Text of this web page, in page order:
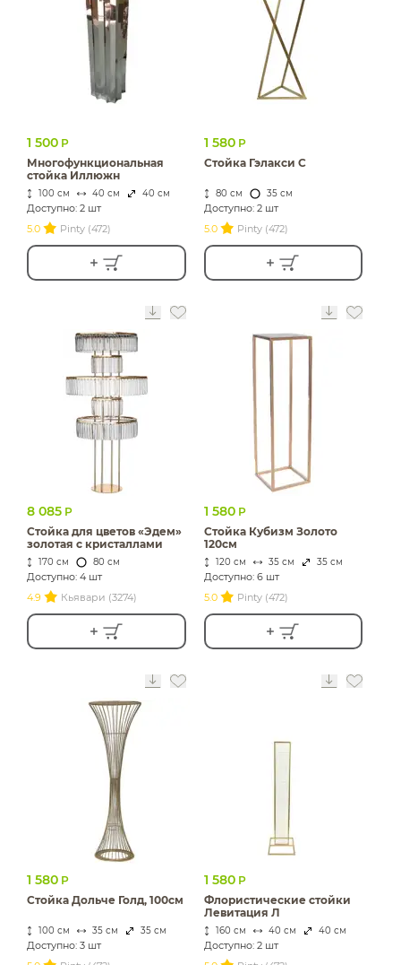
1 500 Р
Многофункциональная
стойка Иллюжн
100 см 40 см 40 см
Доступно: 2 шт
5.0
Pinty (472)
1 580 Р
Стойка Гэлакси С
80 см 35 см
Доступно: 2 шт
5.0
Pinty (472)
8 085 Р
Стойка для цветов «Эдем»
золотая с кристаллами
170 см 80 см
Доступно: 4 шт
4.9
Кьявари (3274)
1 580 Р
Стойка Кубизм Золото
120см
120 см 35 см 35 см
Доступно: 6 шт
5.0
Pinty (472)
1 580 Р
Стойка Дольче Голд, 100см
100 см 35 см 35 см
Доступно: 3 шт
1 580 Р
Флористические стойки
Левитация Л
160 см 40 см 40 см
Доступно: 2 шт